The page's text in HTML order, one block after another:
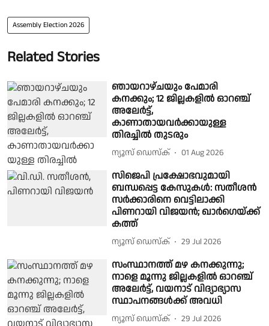
Assembly Election 2026
Related Stories
ഞായറാഴ്ചയും പേമാരി
കനക്കും; 12 ജില്ലകളിൽ ഓറഞ്ച്
അലേർട്ട്,
കാണാതായവർക്കായുള്ള
തിരച്ചിൽ തുടരും
ന്യൂസ് ഡെസ്ക് 01 Aug 2026
സിജെപി പ്രക്ഷോഭവുമായി
ബന്ധപ്പെട്ട കേസുകള്‍: സതീശന്‍
സര്‍ക്കാരിനെ വെട്ടിലാക്കി
പിണറായി വിജയന്‍; ഖാര്‍ഗെയ്ക്ക്
കത്ത്
ന്യൂസ് ഡെസ്ക് 29 Jul 2026
സംസ്ഥാനത്ത് മഴ കനക്കുന്നു;
നാളെ മൂന്നു ജില്ലകളില്‍ ഓറഞ്ച്
അലേര്‍ട്ട്, വയനാട് വിദ്യാഭ്യാസ
സ്ഥാപനങ്ങള്‍ക്ക് അവധി
ന്യൂസ് ഡെസ്ക് 29 Jul 2026